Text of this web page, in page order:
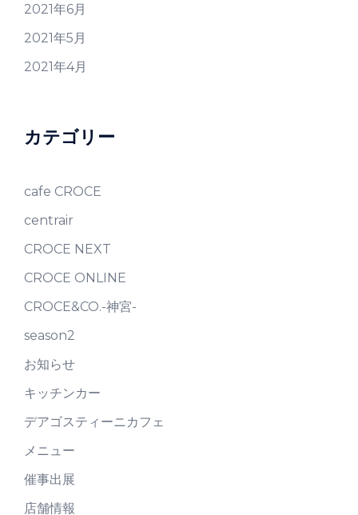
2021年6月
2021年5月
2021年4月
カテゴリー
cafe CROCE
centrair
CROCE NEXT
CROCE ONLINE
CROCE&CO.-神宮-
season2
お知らせ
キッチンカー
デアゴスティーニカフェ
メニュー
催事出展
店舗情報